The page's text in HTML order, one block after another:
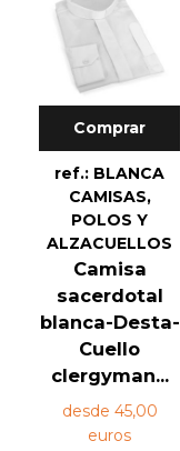
Comprar
ref.: BLANCA
CAMISAS,
POLOS Y
ALZACUELLOS
Camisa
sacerdotal
blanca-Desta-
Cuello
clergyman...
desde 45,00
euros